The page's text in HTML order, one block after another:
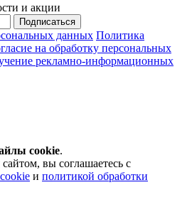
и акции
Подписаться
данных Политика
на обработку персональных
рекламно-информационных
cookie.
вы соглашаетесь с
и политикой обработки